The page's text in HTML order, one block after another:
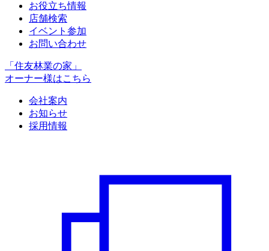
お役立ち情報
店舗検索
イベント参加
お問い合わせ
「住友林業の家」
オーナー様はこちら
会社案内
お知らせ
採用情報